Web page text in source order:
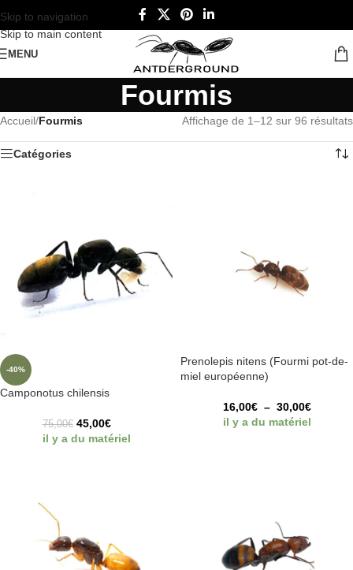
Skip to navigation
Skip to main content
MENU
Fourmis
Accueil/Fourmis Affichage de 1–12 sur 96 résultats
Catégories
-40%
Camponotus chilensis
75,00€ 45,00€
il y a du matériel
Prenolepis nitens (Fourmi pot-de-
miel européenne)
16,00€ – 30,00€
il y a du matériel